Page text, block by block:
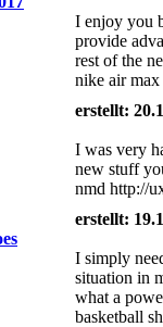
I enjoy you
provide
rest of the
nike air
erstellt:
I was very
new stuff
nmd http://
erstellt:
I simply
situation in
what a
basketball